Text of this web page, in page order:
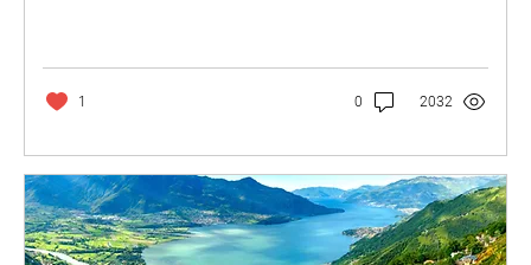
2032
0
1